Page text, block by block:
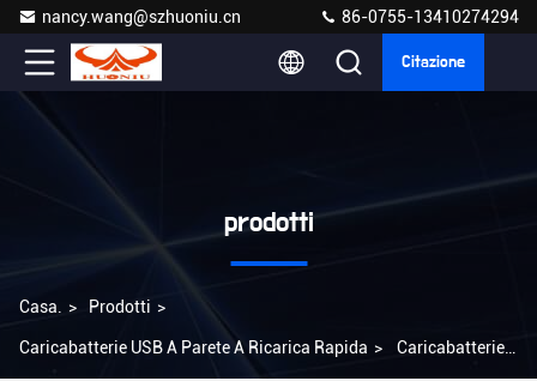
nancy.wang@szhuoniu.cn 86-0755-13410274294
Citazione
prodotti
Casa. > Prodotti >
Caricabatterie USB A Parete A Ricarica Rapida > Caricabatterie a